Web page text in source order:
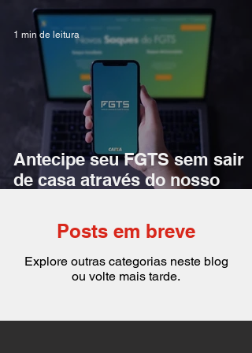
Posts em breve
Explore outras categorias neste blog
ou volte mais tarde.
Antecipe seu FGTS sem sair
de casa através do nosso
1 min de leitura